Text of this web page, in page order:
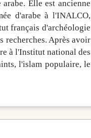
arabe. Elleest ancienne
d'arabe à l'INALCO,
français d'archéologie
recherches. Après avoir
à l'Institut national des
l'islam populaire, le